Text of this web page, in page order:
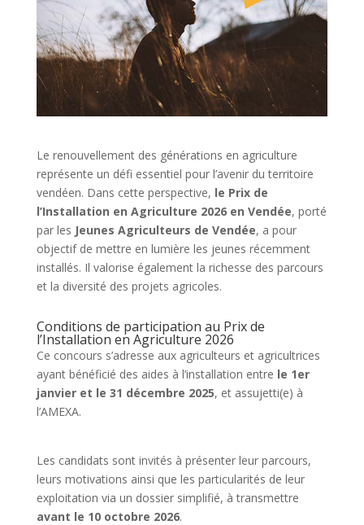
Le renouvellement des générations en agriculture
représente un défi essentiel pour l’avenir du territoire
vendéen. Dans cette perspective, le Prix de
l’Installation en Agriculture 2026 en Vendée, porté
par les Jeunes Agriculteurs de Vendée, a pour
objectif de mettre en lumière les jeunes récemment
installés. Il valorise également la richesse des parcours
et la diversité des projets agricoles.
Conditions de participation au Prix de
l’Installation en Agriculture 2026
Ce concours s’adresse aux agriculteurs et agricultrices
ayant bénéficié des aides à l’installation entre le 1er
janvier et le 31 décembre 2025, et assujetti(e) à
l’AMEXA.
Les candidats sont invités à présenter leur parcours,
leurs motivations ainsi que les particularités de leur
exploitation via un dossier simplifié, à transmettre
avant le 10 octobre 2026.